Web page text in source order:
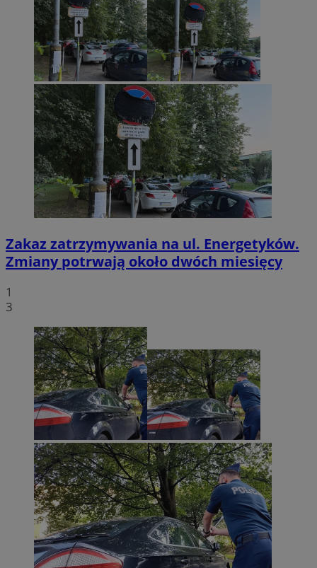
Zakaz zatrzymywania na ul. Energetyków.
Zmiany potrwają około dwóch miesięcy
1
3